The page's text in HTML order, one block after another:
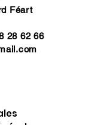
Féart
28 62 66